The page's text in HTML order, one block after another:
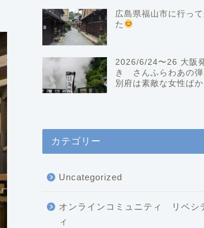
広島県福山市に行っ
た
2026/6/24〜26 大阪
き さんふらわあの
別府は素敵な女性ばか
カテゴリー
Uncategorized
オンラインコミュニティ リベシ
ィ